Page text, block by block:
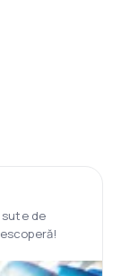
sute de